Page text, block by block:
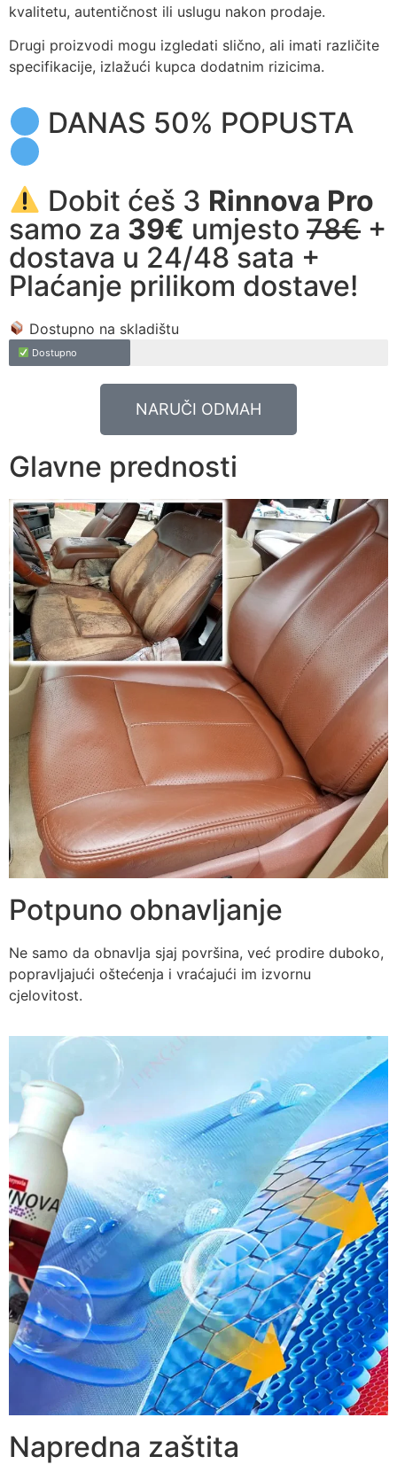
kvalitetu, autentičnost ili uslugu nakon prodaje.
Drugi proizvodi mogu izgledati slično, ali imati različite
specifikacije, izlažući kupca dodatnim rizicima.
DANAS 50% POPUSTA
Dobit ćeš 3 Rinnova Pro
samo za 39€ umjesto 78€ +
dostava u 24/48 sata +
Plaćanje prilikom dostave!
Dostupno na skladištu
Dostupno
NARUČI ODMAH
Glavne prednosti
Potpuno obnavljanje
Ne samo da obnavlja sjaj površina, već prodire duboko,
popravljajući oštećenja i vraćajući im izvornu
cjelovitost.
Napredna zaštita